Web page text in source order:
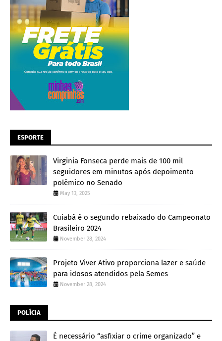
ESPORTE
Virginia Fonseca perde mais de 100 mil
seguidores em minutos após depoimento
polêmico no Senado
May 13, 2025
Cuiabá é o segundo rebaixado do Campeonato
Brasileiro 2024
November 28, 2024
Projeto Viver Ativo proporciona lazer e saúde
para idosos atendidos pela Semes
November 28, 2024
POLÍCIA
É necessário “asfixiar o crime organizado” e